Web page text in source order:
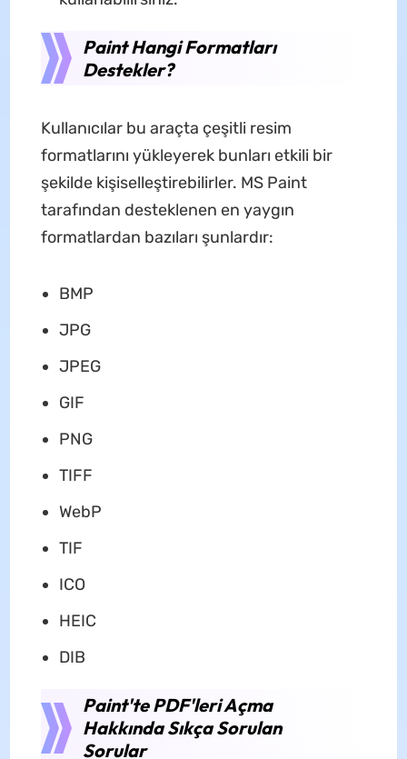
Paint Hangi Formatları
Destekler?
Kullanıcılar bu araçta çeşitli resim
formatlarını yükleyerek bunları etkili bir
şekilde kişiselleştirebilirler. MS Paint
tarafından desteklenen en yaygın
formatlardan bazıları şunlardır:
BMP
JPG
JPEG
GIF
PNG
TIFF
WebP
TIF
ICO
HEIC
DIB
Paint'te PDF'leri Açma
Hakkında Sıkça Sorulan
Sorular